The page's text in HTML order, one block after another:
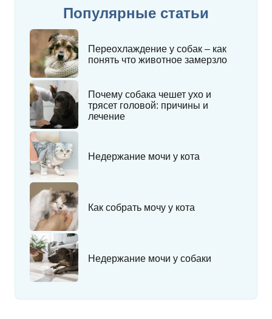
Популярные статьи
Переохлаждение у собак – как
понять что животное замерзло
Почему собака чешет ухо и
трясет головой: причины и
лечение
Недержание мочи у кота
Как собрать мочу у кота
Недержание мочи у собаки